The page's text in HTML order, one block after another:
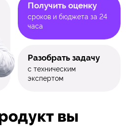
Получить оценку
сроков и бюджета за 24
часа
Разобрать задачу
с техническим
экспертом
вы